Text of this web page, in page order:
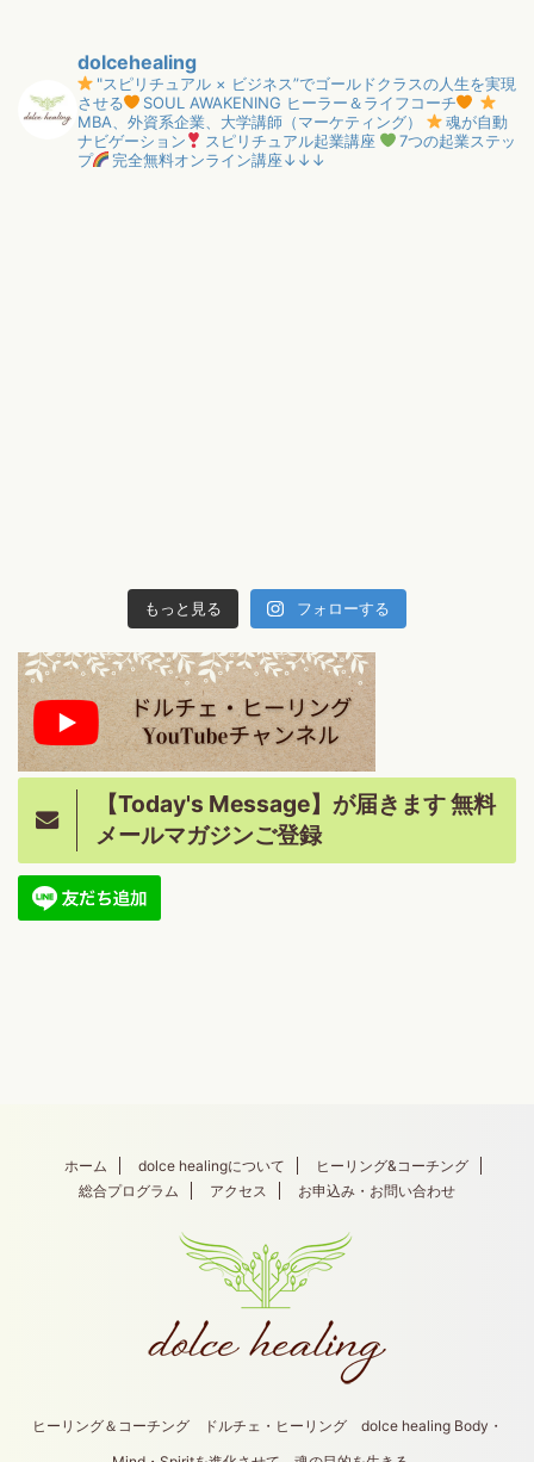
dolcehealing
"スピリチュアル × ビジネス”でゴールドクラスの人生を実現
させる
SOUL AWAKENING ヒーラー＆ライフコーチ
MBA、外資系企業、大学講師（マーケティング）
魂が自動
ナビゲーション
スピリチュアル起業講座
7つの起業ステッ
プ
完全無料オンライン講座↓↓↓
もっと見る フォローする
【Today's Message】が届きます 無料
メールマガジンご登録
ホーム dolce healingについて
ヒーリング&コーチング
総合プログラム
アクセス お申込み・お問い合わせ
ヒーリング＆コーチング ドルチェ・ヒーリング dolce healing Body・